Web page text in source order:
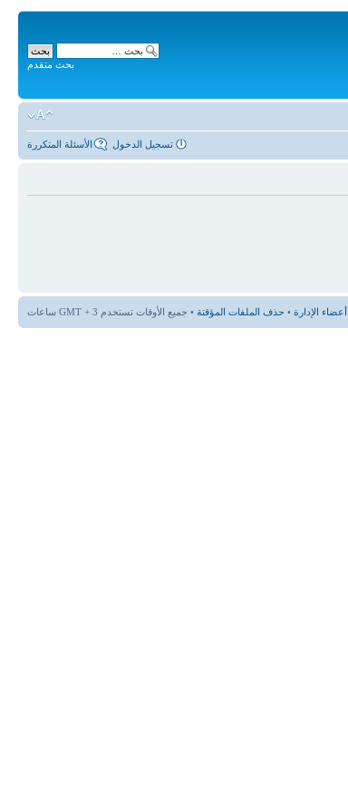
بحث متقدم
الأسئلة المتكررة تسجيل الدخول
أعضاء الإدارة • حذف الملفات المؤقتة • جميع الأوقات تستخدم GMT + 3 ساعات